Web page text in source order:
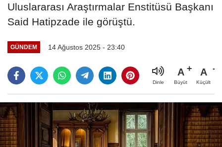
Uluslararası Araştırmalar Enstitüsü Başkanı
Said Hatipzade ile görüştü.
GÜNDEM 14 Ağustos 2025 - 23:40
Dinle
A
Büyüt
A
Küçült